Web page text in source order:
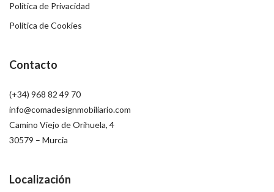
Política de Privacidad
Política de Cookies
Contacto
(+34) 968 82 49 70
info@comadesignmobiliario.com
Camino Viejo de Orihuela, 4
30579 – Murcia
Localización